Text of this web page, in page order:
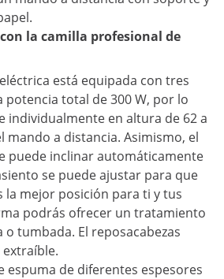
la camilla profesional de
está equipada con tres
total de 300 W, por lo
individualmente en altura de 62 a
mando a distancia. Asimismo, el
puede inclinar automáticamente
se puede ajustar para que
la mejor posición para ti y tus
podrás ofrecer un tratamiento
tumbada. El reposacabezas
espuma de diferentes espesores